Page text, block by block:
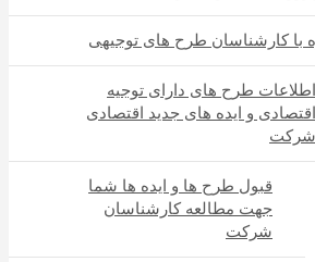
با کارشناسان طرح های توجیهی
اطلاعات طرح های دارای توجیه
اقتصادی و ایده های جدید اقتصادی
شرکت
قبول طرح ها و ایده ها شما
جهت مطالعه کارشناسان
شرکت